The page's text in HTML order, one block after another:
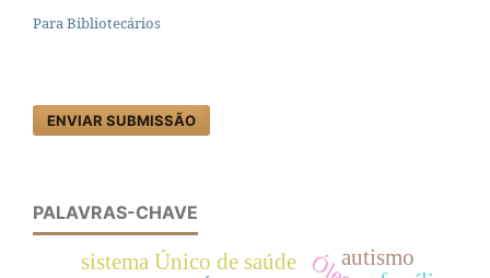
Para Bibliotecários
ENVIAR SUBMISSÃO
PALAVRAS-CHAVE
sistema Único de saúde autismo